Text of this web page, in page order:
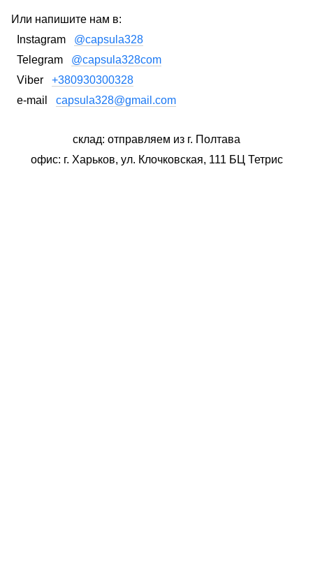
Или напишите нам в:
Instagram @capsula328
Telegram @capsula328com
Viber +380930300328
e-mail capsula328@gmail.com
склад: отправляем из г. Полтава
офис: г. Харьков, ул. Клочковская, 111 БЦ Тетрис